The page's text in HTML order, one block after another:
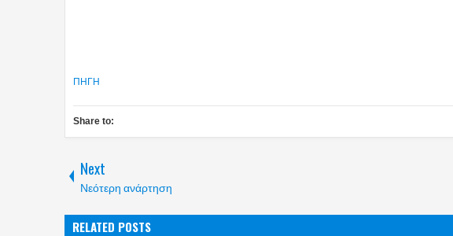
ΠΗΓΗ
Share to:
Next
Νεότερη ανάρτηση
RELATED POSTS